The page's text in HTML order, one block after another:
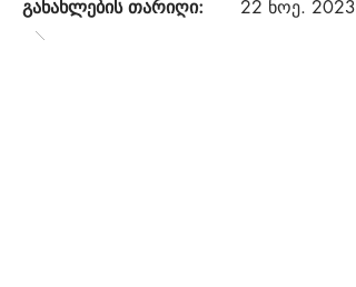
22 ნოე. 2023
განახლების თარიღი: